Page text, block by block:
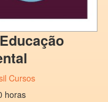
Cursos
horas